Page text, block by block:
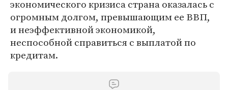
экономического кризиса страна оказалась с
огромным долгом, превышающим ее ВВП,
и неэффективной экономикой,
неспособной справиться с выплатой по
кредитам.